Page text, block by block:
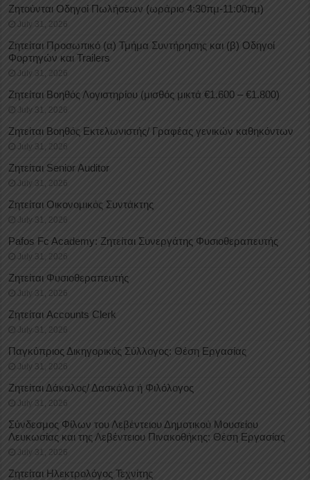
Ζητούνται Οδηγοί Πωλήσεων (ωράριο 4:30πμ-11:00πμ)
July 31, 2026
Ζητείται Προσωπικό (α) Τμήμα Συντήρησης και (β) Οδηγοί
Φορτηγών και Trailers
July 31, 2026
Ζητείται Βοηθός Λογιστηρίου (μισθός μικτά €1.600 – €1.800)
July 31, 2026
Ζητείται Βοηθός Εκτελωνιστής/ Γραφέας γενικών καθηκόντων
July 31, 2026
Ζητείται Senior Auditor
July 31, 2026
Ζητείται Οικονομικός Συντάκτης
July 31, 2026
Pafos Fc Academy: Ζητείται Συνεργάτης Φυσιοθεραπευτής
July 31, 2026
Ζητείται Φυσιοθεραπευτής
July 31, 2026
Ζητείται Accounts Clerk
July 31, 2026
Παγκύπριος Δικηγορικός Σύλλογος: Θέση Εργασίας
July 31, 2026
Ζητείται Δάκαλος/ Δασκάλα ή Φιλόλογος
July 31, 2026
Σύνδεσμος Φίλων του Λεβέντειου Δημοτικού Μουσείου
Λευκωσίας και της Λεβέντειου Πινακοθήκης: Θέση Εργασίας
July 31, 2026
Ζητείται Ηλεκτρολόγος Τεχνίτης